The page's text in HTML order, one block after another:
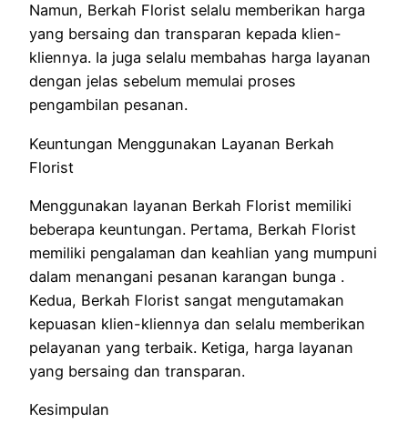
Namun, Berkah Florist selalu memberikan harga
yang bersaing dan transparan kepada klien-
kliennya. Ia juga selalu membahas harga layanan
dengan jelas sebelum memulai proses
pengambilan pesanan.
Keuntungan Menggunakan Layanan Berkah
Florist
Menggunakan layanan Berkah Florist memiliki
beberapa keuntungan. Pertama, Berkah Florist
memiliki pengalaman dan keahlian yang mumpuni
dalam menangani pesanan karangan bunga .
Kedua, Berkah Florist sangat mengutamakan
kepuasan klien-kliennya dan selalu memberikan
pelayanan yang terbaik. Ketiga, harga layanan
yang bersaing dan transparan.
Kesimpulan